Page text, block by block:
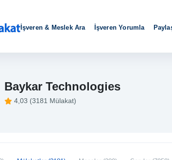
İşveren & Meslek Ara İşveren Yorumla
Baykar Technologies
4,03 (3181 Mülakat)